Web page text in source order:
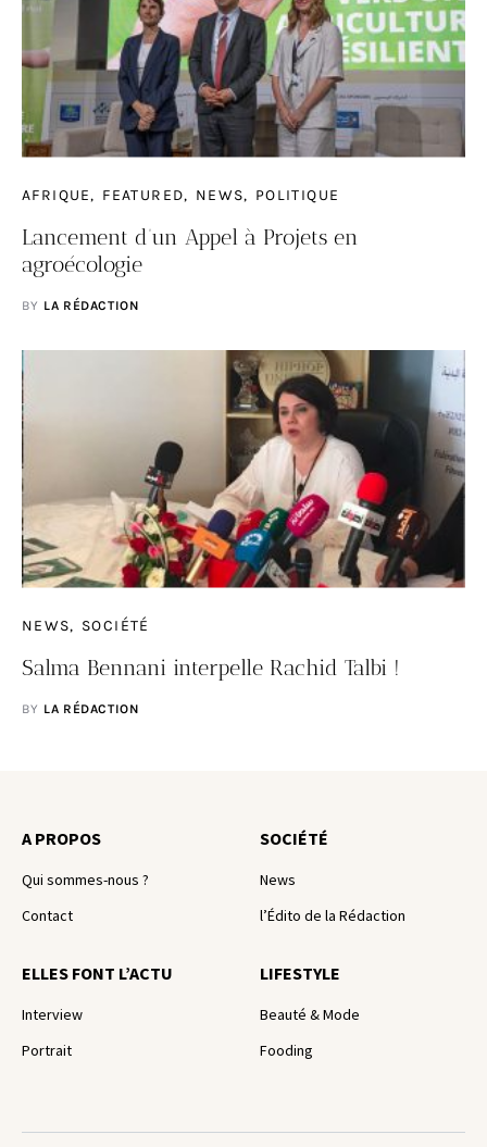
AFRIQUE FEATURED NEWS POLITIQUE
Lancement d’un Appel à Projets en
agroécologie
BY LA RÉDACTION
NEWS SOCIÉTÉ
Salma Bennani interpelle Rachid Talbi !
BY LA RÉDACTION
A PROPOS
Qui sommes-nous ?
Contact
SOCIÉTÉ
News
l’Édito de la Rédaction
ELLES FONT L’ACTU
Interview
Portrait
LIFESTYLE
Beauté & Mode
Fooding